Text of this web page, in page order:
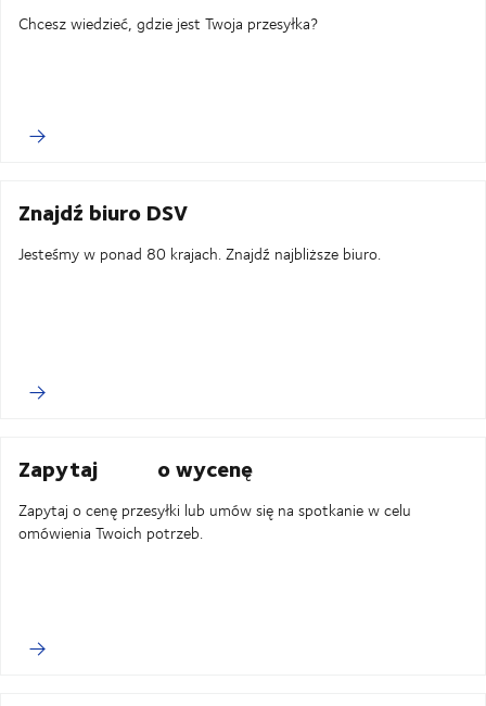
Chcesz wiedzieć, gdzie jest Twoja przesyłka?
Znajdź biuro DSV
Jesteśmy w ponad 80 krajach. Znajdź najbliższe biuro.
Zapytaj o wycenę
Zapytaj o cenę przesyłki lub umów się na spotkanie w celu
omówienia Twoich potrzeb.